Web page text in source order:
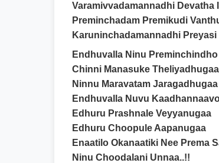
Varamivvadamannadhi Devatha
Preminchadam Premikudi
Karuninchadamannadhi Preyasi
Endhuvalla Ninu Preminchindho
Chinni Manasuke Theliyadhugaa
Ninnu Maravatam Jaragadhugaa
Endhuvalla Nuvu
Edhuru Prashnale Veyyanugaa
Edhuru Choopule Aapanugaa
Enaatilo Okanaatiki Nee Prema
Ninu Choodalani Unnaa..!!